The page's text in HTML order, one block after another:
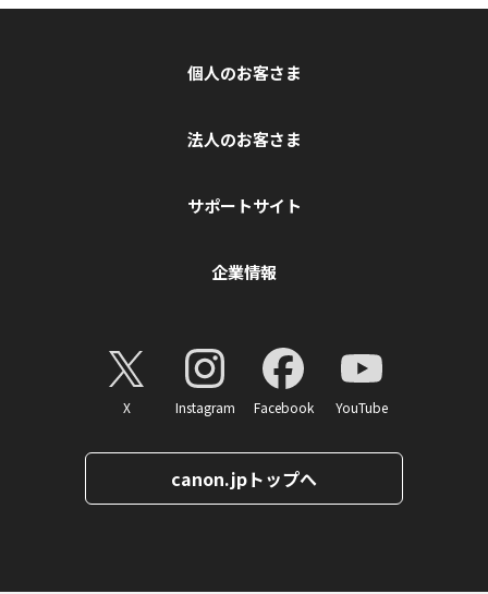
個人のお客さま
法人のお客さま
サポートサイト
企業情報
X Instagram Facebook YouTube
canon.jpトップへ